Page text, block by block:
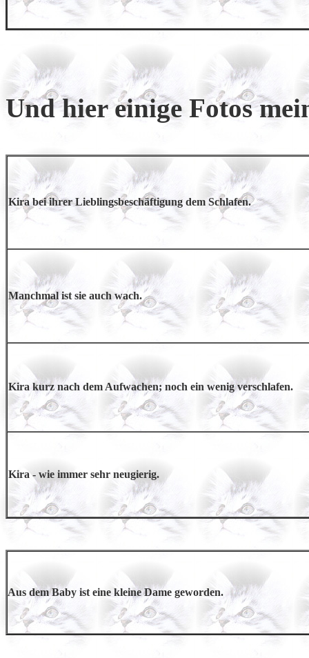
Und hier einige Fotos
Kira bei ihrer Lieblingsbeschäftigung dem Schlafen.
Manchmal ist sie auch wach.
Kira kurz nach dem Aufwachen; noch ein wenig verschlafen.
Kira - wie immer sehr neugierig.
Aus dem Baby ist eine kleine Dame geworden.